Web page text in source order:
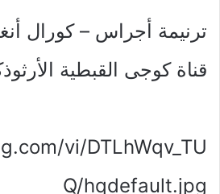
ترنيمة أجراس – كورال
قناة كوجى القبطية
vi/DTLhWqv_TU
Q/hqdefault.jpg